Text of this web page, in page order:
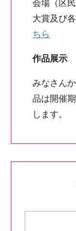
会場（区
大賞及び
ちら
作品展示
みなさん
品は開催
します。